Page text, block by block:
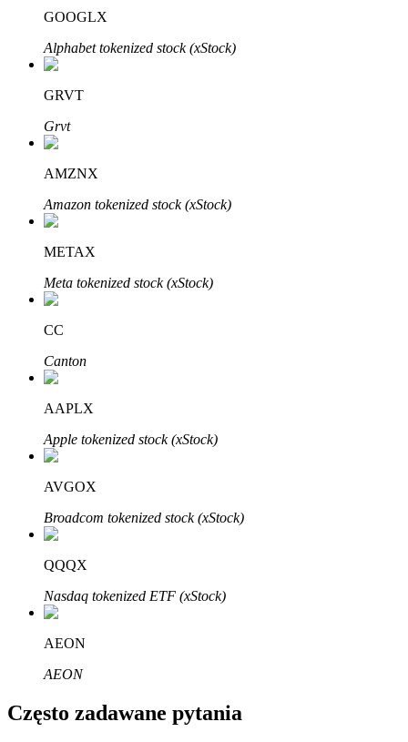
Automatyczna inwestycja
Dowiedz się, jak uzyskać dochód pasywny
Bitrue
Bitruści Partnerzy
GOOGLX
Alphabet tokenized stock (xStock)
GRVT
Grvt
AMZNX
Amazon tokenized stock (xStock)
METAX
Meta tokenized stock (xStock)
CC
Canton
AAPLX
Apple tokenized stock (xStock)
AVGOX
Broadcom tokenized stock (xStock)
QQQX
Nasdaq tokenized ETF (xStock)
AEON
AEON
Często zadawane pytania